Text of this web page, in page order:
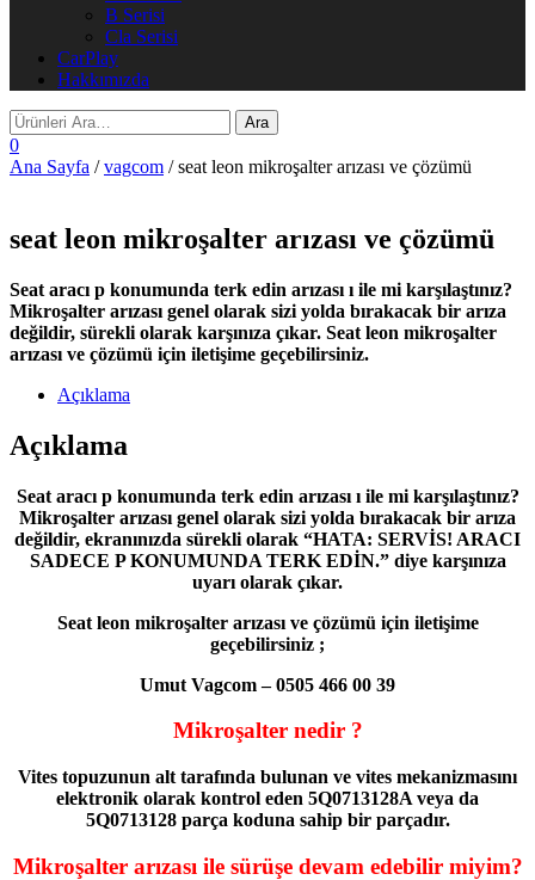
B Serisi
Cla Serisi
CarPlay
Hakkımızda
0
Ana Sayfa /vagcom / seat leon mikroşalter arızası ve çözümü
seat leon mikroşalter arızası ve çözümü
Seat aracı p konumunda terk edin arızası ı ile mi karşılaştınız?
Mikroşalter arızası genel olarak sizi yolda bırakacak bir arıza
değildir, sürekli olarak karşınıza çıkar. Seat leon mikroşalter
arızası ve çözümü için iletişime geçebilirsiniz.
Açıklama
Açıklama
Seat aracı p konumunda terk edin arızası ı ile mi karşılaştınız?
Mikroşalter arızası genel olarak sizi yolda bırakacak bir arıza
değildir, ekranınızda sürekli olarak “HATA: SERVİS! ARACI
SADECE P KONUMUNDA TERK EDİN.” diye karşınıza
uyarı olarak çıkar.
Seat leon mikroşalter arızası ve çözümü için iletişime
geçebilirsiniz ;
Umut Vagcom – 0505 466 00 39
Mikroşalter nedir ?
Vites topuzunun alt tarafında bulunan ve vites mekanizmasını
elektronik olarak kontrol eden 5Q0713128A veya da
5Q0713128 parça koduna sahip bir parçadır.
Mikroşalter arızası ile sürüşe devam edebilir miyim?